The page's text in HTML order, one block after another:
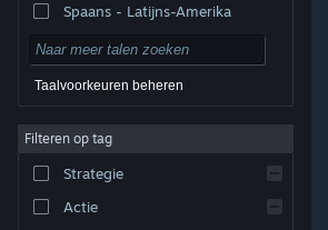
© Valve Corporation. Alle rechten voorbehouden. Alle
handelsmerken zijn eigendom van hun respectieve
Privacybeleid|Juridische informatie
Toegankelijkheid
|
Terugbetalingen
Spaans - Latijns-Amerika
Taalvoorkeuren beheren
Filteren op tag
Strategie
Actie